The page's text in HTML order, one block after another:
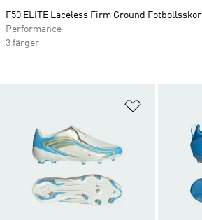
F50 ELITE Laceless Firm Ground Fotbollsskor
Performance
3 färger